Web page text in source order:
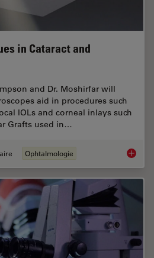
in Cataract and
and Dr. Moshirfar will
aid in procedures such
IOLs and corneal inlays such
Grafts used in…
Ophtalmologie